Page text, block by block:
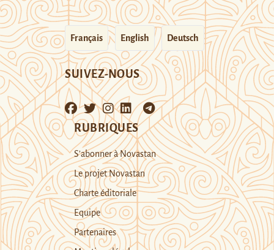
Français English Deutsch
SUIVEZ-NOUS
RUBRIQUES
S’abonner à Novastan
Le projet Novastan
Charte éditoriale
Equipe
Partenaires